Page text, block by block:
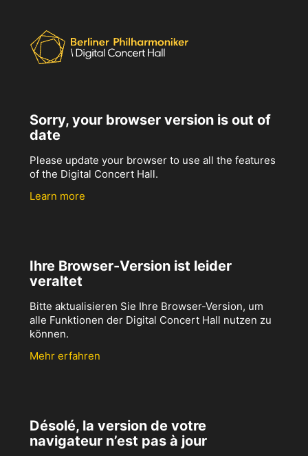
Sorry, your browser version is out of
date
Please update your browser to use all the features
of the Digital Concert Hall.
Learn more
Ihre Browser-Version ist leider
veraltet
Bitte aktualisieren Sie Ihre Browser-Version, um
alle Funktionen der Digital Concert Hall nutzen zu
können.
Mehr erfahren
Désolé, la version de votre
navigateur n’est pas à jour